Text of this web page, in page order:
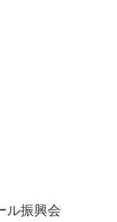
ル振興会